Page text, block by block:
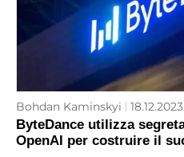
Bohdan Kaminskyi
ByteDance utilizza
OpenAI per costruire il